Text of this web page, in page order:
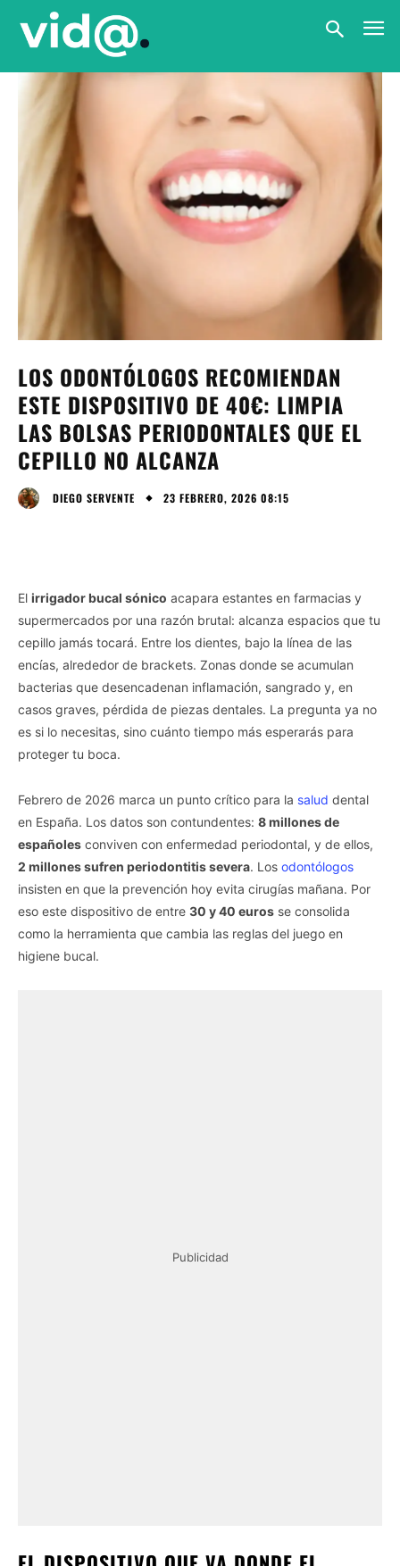
LOS ODONTÓLOGOS RECOMIENDAN
ESTE DISPOSITIVO DE 40€: LIMPIA
LAS BOLSAS PERIODONTALES QUE EL
CEPILLO NO ALCANZA
DIEGO SERVENTE 23 FEBRERO, 2026 08:15
El irrigador bucal sónico acapara estantes en farmacias y
supermercados por una razón brutal: alcanza espacios que tu
cepillo jamás tocará. Entre los dientes, bajo la línea de las
encías, alrededor de brackets. Zonas donde se acumulan
bacterias que desencadenan inflamación, sangrado y, en
casos graves, pérdida de piezas dentales. La pregunta ya no
es si lo necesitas, sino cuánto tiempo más esperarás para
proteger tu boca.
Febrero de 2026 marca un punto crítico para la salud dental
en España. Los datos son contundentes: 8 millones de
españoles conviven con enfermedad periodontal, y de ellos,
2 millones sufren periodontitis severa. Los odontólogos
insisten en que la prevención hoy evita cirugías mañana. Por
eso este dispositivo de entre 30 y 40 euros se consolida
como la herramienta que cambia las reglas del juego en
higiene bucal.
Publicidad